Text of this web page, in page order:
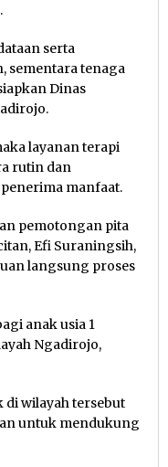
serta
sementara tenaga
Dinas
layanan terapi
rutin dan
manfaat.
pemotongan pita
Efi Suraningsih,
langsung proses
anak usia 1
Ngadirojo,
di wilayah tersebut
untuk mendukung